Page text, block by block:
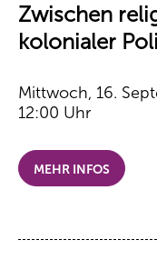
Zwischen
kolonialer
Mittwoch, 16.
12:00 Uhr
MEHR INFOS